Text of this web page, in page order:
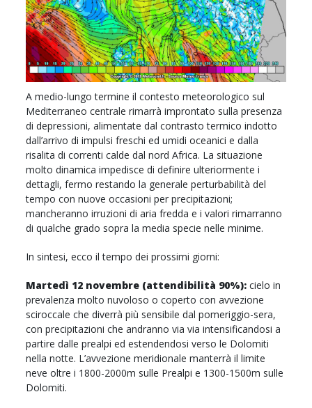
A medio-lungo termine il contesto meteorologico sul
Mediterraneo centrale rimarrà improntato sulla presenza
di depressioni, alimentate dal contrasto termico indotto
dall’arrivo di impulsi freschi ed umidi oceanici e dalla
risalita di correnti calde dal nord Africa. La situazione
molto dinamica impedisce di definire ulteriormente i
dettagli, fermo restando la generale perturbabilità del
tempo con nuove occasioni per precipitazioni;
mancheranno irruzioni di aria fredda e i valori rimarranno
di qualche grado sopra la media specie nelle minime.
In sintesi, ecco il tempo dei prossimi giorni:
Martedì 12 novembre (attendibilità 90%): cielo in
prevalenza molto nuvoloso o coperto con avvezione
sciroccale che diverrà più sensibile dal pomeriggio-sera,
con precipitazioni che andranno via via intensificandosi a
partire dalle prealpi ed estendendosi verso le Dolomiti
nella notte. L’avvezione meridionale manterrà il limite
neve oltre i 1800-2000m sulle Prealpi e 1300-1500m sulle
Dolomiti.